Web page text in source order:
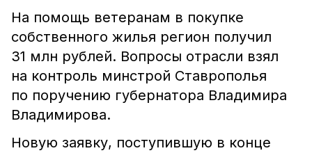
На помощь ветеранам в покупке
собственного жилья регион получил
31 млн рублей. Вопросы отрасли взял
на контроль минстрой Ставрополья
по поручению губернатора Владимира
Владимирова.
Новую заявку, поступившую в конце